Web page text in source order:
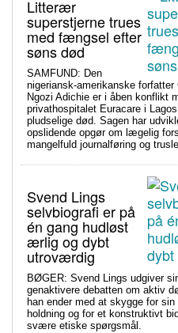
Litterær
superstjerne trues
med fængsel efter
søns død
SAMFUND: Den
nigeriansk-amerikanske forfatter
Ngozi Adichie er i åben konflikt
privathospitalet Euracare i
pludselige død. Sagen har
opslidende opgør om lægelig
mangelfuld journalføring og
Svend Lings
selvbiografi er på
én gang hudløst
ærlig og dybt
utroværdig
BØGER: Svend Lings udgiver
genaktivere debatten om aktiv
han ender med at skygge for sin
holdning og for et konstruktivt
svære etiske spørgsmål.